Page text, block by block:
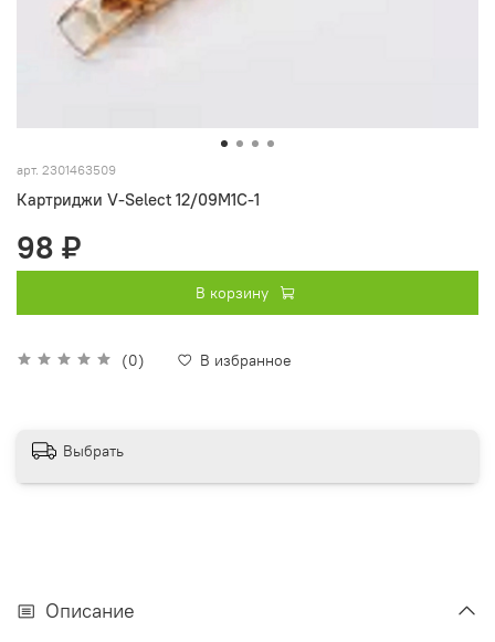
арт. 2301463509
Картриджи V-Select 12/09M1C-1
(0) В избранное
98 ₽
В корзину
Выбрать
Описание